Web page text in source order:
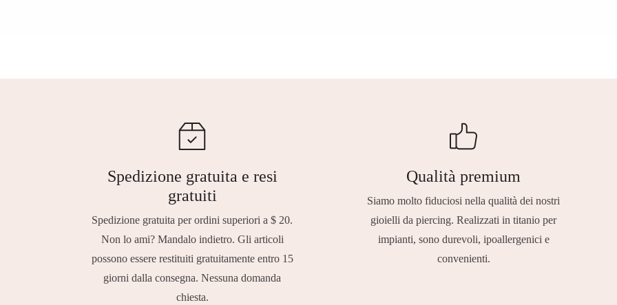
Spedizione gratuita e resi
gratuiti
Spedizione gratuita per ordini superiori a $ 20.
Non lo ami? Mandalo indietro. Gli articoli
possono essere restituiti gratuitamente entro 15
giorni dalla consegna. Nessuna domanda
chiesta.
Qualità premium
Siamo molto fiduciosi nella qualità dei nostri
gioielli da piercing. Realizzati in titanio per
impianti, sono durevoli, ipoallergenici e
convenienti.